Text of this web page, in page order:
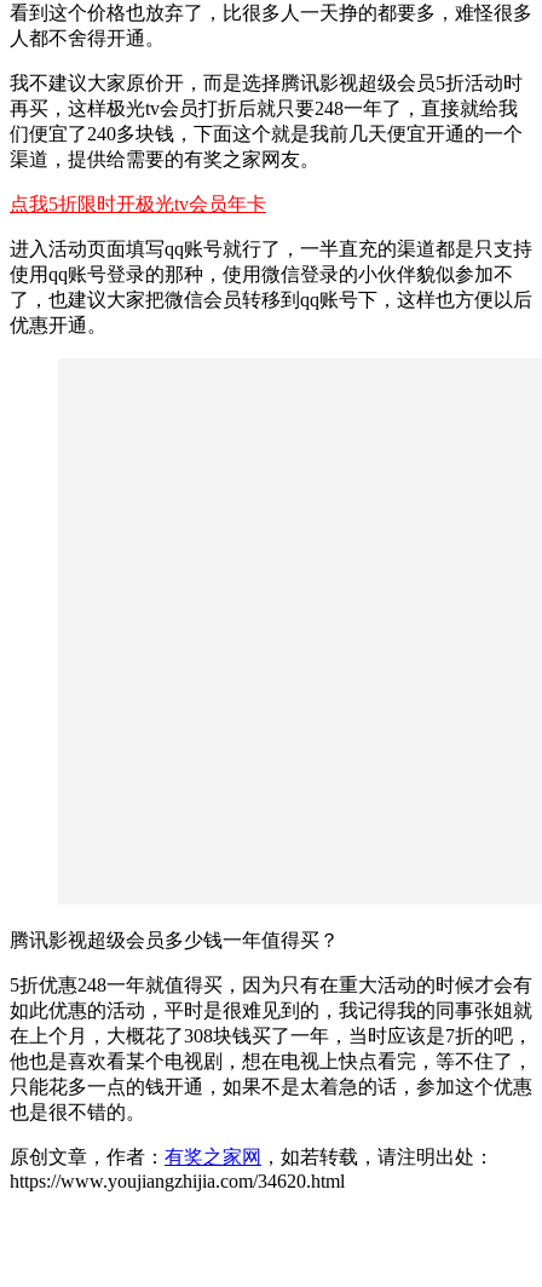
看到这个价格也放弃了，比很多人一天挣的都要多，难怪很多
人都不舍得开通。
我不建议大家原价开，而是选择腾讯影视超级会员5折活动时
再买，这样极光tv会员打折后就只要248一年了，直接就给我
们便宜了240多块钱，下面这个就是我前几天便宜开通的一个
渠道，提供给需要的有奖之家网友。
点我5折限时开极光tv会员年卡
进入活动页面填写qq账号就行了，一半直充的渠道都是只支持
使用qq账号登录的那种，使用微信登录的小伙伴貌似参加不
了，也建议大家把微信会员转移到qq账号下，这样也方便以后
优惠开通。
腾讯影视超级会员多少钱一年值得买？
5折优惠248一年就值得买，因为只有在重大活动的时候才会有
如此优惠的活动，平时是很难见到的，我记得我的同事张姐就
在上个月，大概花了308块钱买了一年，当时应该是7折的吧，
他也是喜欢看某个电视剧，想在电视上快点看完，等不住了，
只能花多一点的钱开通，如果不是太着急的话，参加这个优惠
也是很不错的。
原创文章，作者： 有奖之家网 ，如若转载，请注明出处：
https://www.youjiangzhijia.com/34620.html